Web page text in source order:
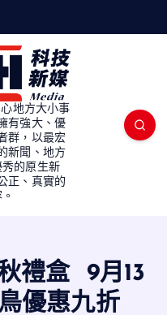
心地方大小事
有強大、優
群，以最宏
新聞、地方
的原生新
正、真實的
禮盒 9月13
優惠九折